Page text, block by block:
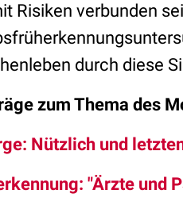
Risiken verbunden
durch diese
zum Thema des
Nützlich und
"Ärzte und